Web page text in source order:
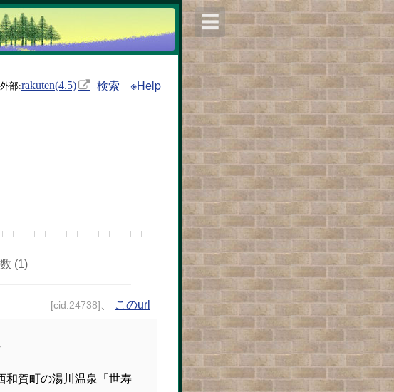
rakuten(4.5) 検索 ※Help
(1)
[cid:24738] このurl
和賀町の湯川温泉「世寿
☰